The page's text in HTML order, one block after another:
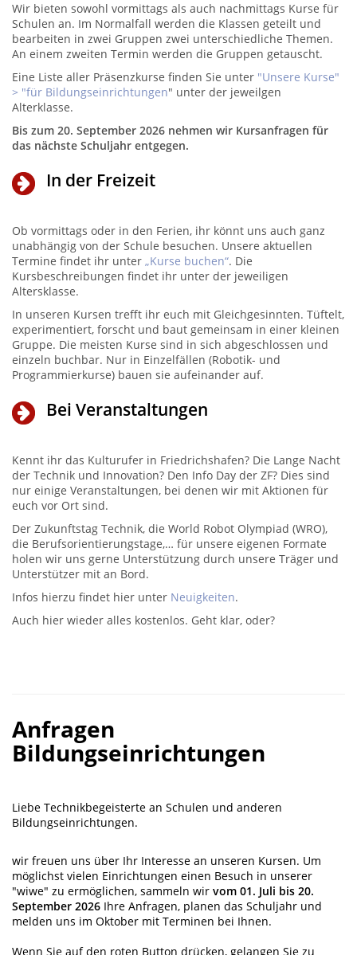
Wir bieten sowohl vormittags als auch nachmittags Kurse für
Schulen an. Im Normalfall werden die Klassen geteilt und
bearbeiten in zwei Gruppen zwei unterschiedliche Themen.
An einem zweiten Termin werden die Gruppen getauscht.
Eine Liste aller Präsenzkurse finden Sie unter "Unsere Kurse"
> "für Bildungseinrichtungen" unter der jeweilgen
Alterklasse.
Bis zum 20. September 2026 nehmen wir Kursanfragen für
das nächste Schuljahr entgegen.
In der Freizeit
Ob vormittags oder in den Ferien, ihr könnt uns auch ganz
unabhängig von der Schule besuchen. Unsere aktuellen
Termine findet ihr unter „Kurse buchen“. Die
Kursbeschreibungen findet ihr unter der jeweiligen
Altersklasse.
In unseren Kursen trefft ihr euch mit Gleichgesinnten. Tüftelt,
experimentiert, forscht und baut gemeinsam in einer kleinen
Gruppe. Die meisten Kurse sind in sich abgeschlossen und
einzeln buchbar. Nur in Einzelfällen (Robotik- und
Programmierkurse) bauen sie aufeinander auf.
Bei Veranstaltungen
Kennt ihr das Kulturufer in Friedrichshafen? Die Lange Nacht
der Technik und Innovation? Den Info Day der ZF? Dies sind
nur einige Veranstaltungen, bei denen wir mit Aktionen für
euch vor Ort sind.
Der Zukunftstag Technik, die World Robot Olympiad (WRO),
die Berufsorientierungstage,… für unsere eigenen Formate
holen wir uns gerne Unterstützung durch unsere Träger und
Unterstützer mit an Bord.
Infos hierzu findet hier unter Neuigkeiten.
Auch hier wieder alles kostenlos. Geht klar, oder?
Anfragen
Bildungseinrichtungen
Liebe Technikbegeisterte an Schulen und anderen
Bildungseinrichtungen.
wir freuen uns über Ihr Interesse an unseren Kursen. Um
möglichst vielen Einrichtungen einen Besuch in unserer
"wiwe" zu ermöglichen, sammeln wir vom 01. Juli bis 20.
September 2026 Ihre Anfragen, planen das Schuljahr und
melden uns im Oktober mit Terminen bei Ihnen.
Wenn Sie auf den roten Button drücken, gelangen Sie zu